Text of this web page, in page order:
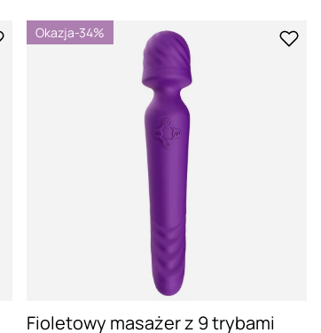
Okazja-34%
Fioletowy masażer z 9 trybami